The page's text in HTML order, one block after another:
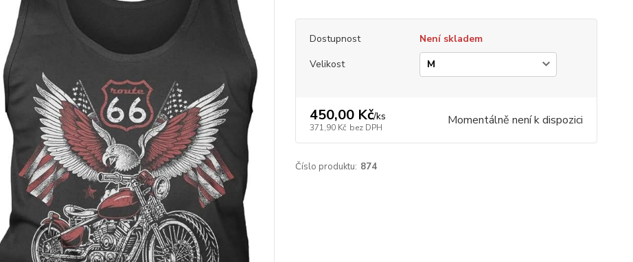
Dostupnost
Není skladem
Velikost
450,00 Kč/ks
371,90 Kč bez DPH Momentálně není k dispozici
Číslo produktu: 874